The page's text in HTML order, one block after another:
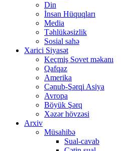
Din
İnsan Hüquqları
Media
Təhlükəsizlik
Sosial sahə
Xarici Siyasət
Keçmiş Sovet məkanı
Qafqaz
Amerika
Cənub-Şərqi Asiya
Avropa
Böyük Şərq
Xəzər hövzəsi
Arxiv
Müsahibə
Sual-cavab